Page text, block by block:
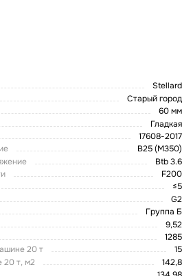
Stellard
Старый город
60 мм
Гладкая
17608-2017
В25 (М350)
Btb 3.6
F200
≤5
G2
Группа Б
9,52
1285
20 т
15
20 т, м2
142,8